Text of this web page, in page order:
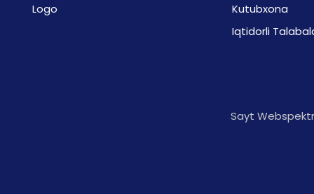
Logo
Kutubxona
Iqtidorli
Sayt